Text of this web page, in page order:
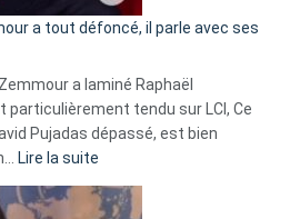
«
C’est
fake
news
»
a tout défoncé, il parle avec ses
a laminé Raphaël
particulièrement tendu sur LCI, Ce
Pujadas dépassé, est bien
Lire la suite
Tegnér